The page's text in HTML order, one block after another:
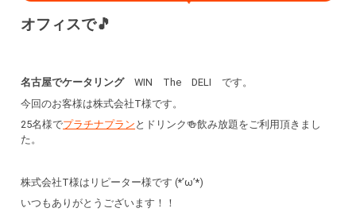
オフィスで🎵
名古屋でケータリングWIN The DELI です。
今回のお客様は株式会社T様です。
25名様でプラチナプラン とドリンク🍻飲み放題をご利用頂きまし
た。
株式会社T様はリピーター様です (*’ω’*)
いつもありがとうございます！！